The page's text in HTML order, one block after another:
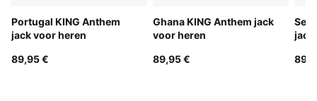
Portugal KING Anthem
jack voor heren
89,95 €
Ghana KING Anthem jack
voor heren
89,95 €
jack